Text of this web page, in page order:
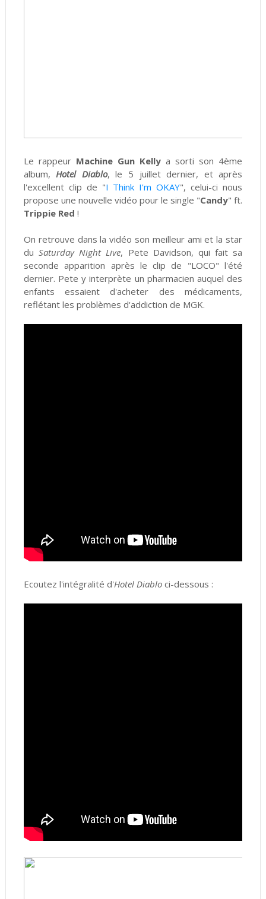
Le rappeur Machine Gun Kelly a sorti son 4ème
album,Hotel Diablo, le 5 juillet dernier, et après
l'excellent clip de "I Think I'm OKAY", celui-ci nous
propose une nouvelle vidéo pour le single "Candy" ft.
Trippie Red !
On retrouve dans la vidéo son meilleur ami et la star
duSaturday Night Live, Pete Davidson, qui fait sa
seconde apparition après le clip de "LOCO" l'été
dernier. Pete y interprète un pharmacien auquel des
enfants essaient d'acheter des médicaments,
reflétant les problèmes d'addiction de MGK.
Ecoutez l'intégralité d'Hotel Diabloci-dessous :